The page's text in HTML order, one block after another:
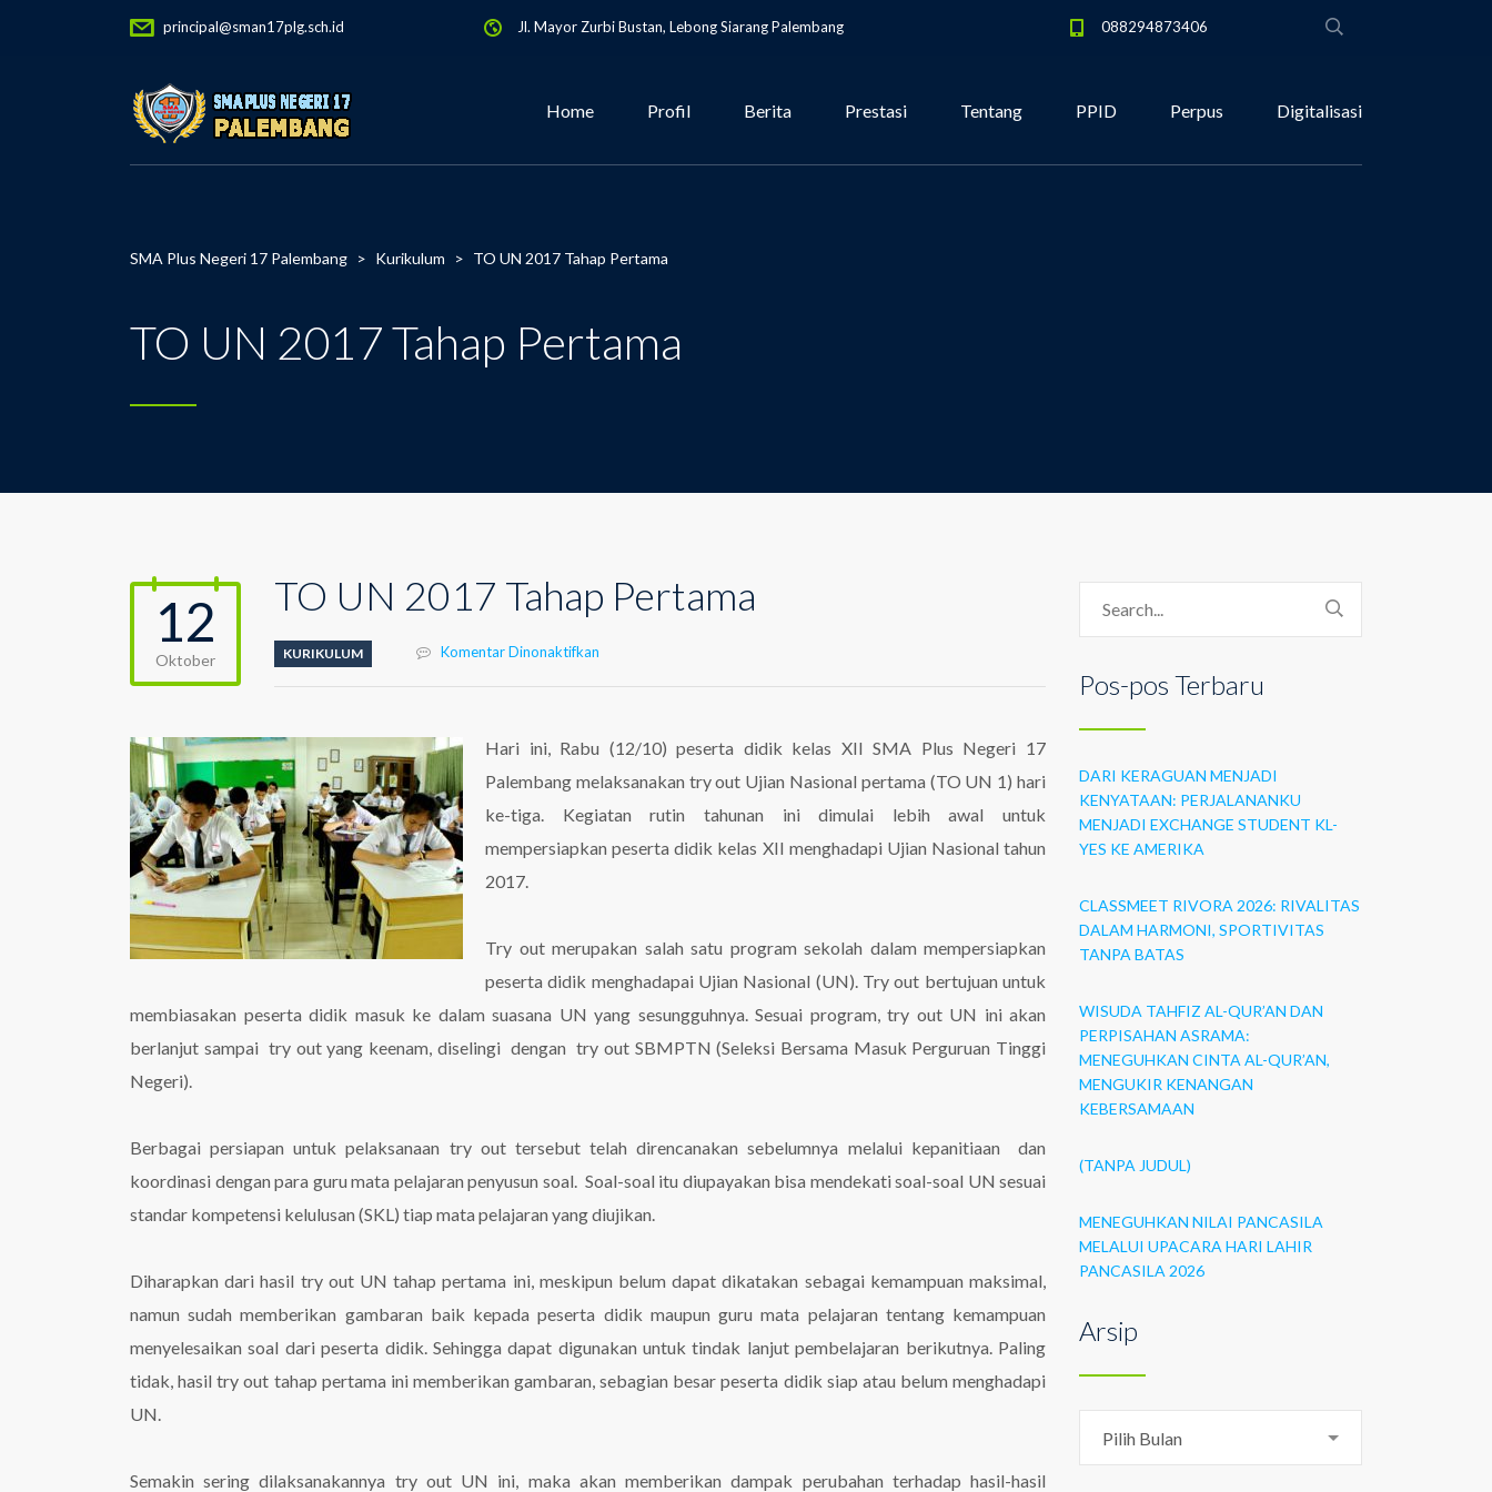
principal@sman17plg.sch.id Jl. Mayor Zurbi Bustan, Lebong Siarang Palembang 088294873406
Home Profil Berita Prestasi Tentang PPID Perpus Digitalisasi
SMA Plus Negeri 17 Palembang > Kurikulum > TO UN 2017 Tahap Pertama
TO UN 2017 Tahap Pertama
12
Oktober
TO UN 2017 Tahap Pertama
KURIKULUM Komentar Dinonaktifkan
Tahap
Pertama
Hari ini, Rabu (12/10) peserta didik kelas XII SMA Plus Negeri 17
Palembang melaksanakan try out Ujian Nasional pertama (TO UN 1) hari
ke-tiga. Kegiatan rutin tahunan ini dimulai lebih awal untuk
mempersiapkan peserta didik kelas XII menghadapi Ujian Nasional tahun
2017.
Try out merupakan salah satu program sekolah dalam mempersiapkan
peserta didik menghadapai Ujian Nasional (UN). Try out bertujuan untuk
membiasakan peserta didik masuk ke dalam suasana UN yang sesungguhnya. Sesuai program, try out UN ini akan
berlanjut sampai try out yang keenam, diselingi dengan try out SBMPTN (Seleksi Bersama Masuk Perguruan Tinggi
Negeri).
Berbagai persiapan untuk pelaksanaan try out tersebut telah direncanakan sebelumnya melalui kepanitiaan dan
koordinasi dengan para guru mata pelajaran penyusun soal. Soal-soal itu diupayakan bisa mendekati soal-soal UN sesuai
standar kompetensi kelulusan (SKL) tiap mata pelajaran yang diujikan.
Diharapkan dari hasil try out UN tahap pertama ini, meskipun belum dapat dikatakan sebagai kemampuan maksimal,
namun sudah memberikan gambaran baik kepada peserta didik maupun guru mata pelajaran tentang kemampuan
menyelesaikan soal dari peserta didik. Sehingga dapat digunakan untuk tindak lanjut pembelajaran berikutnya. Paling
tidak, hasil try out tahap pertama ini memberikan gambaran, sebagian besar peserta didik siap atau belum menghadapi
UN.
Semakin sering dilaksanakannya try out UN ini, maka akan memberikan dampak perubahan terhadap hasil-hasil
Pos-pos Terbaru
DARI KERAGUAN MENJADI
KENYATAAN: PERJALANANKU
MENJADI EXCHANGE STUDENT KL-
YES KE AMERIKA
CLASSMEET RIVORA 2026: RIVALITAS
DALAM HARMONI, SPORTIVITAS
TANPA BATAS
WISUDA TAHFIZ AL-QUR’AN DAN
PERPISAHAN ASRAMA:
MENEGUHKAN CINTA AL-QUR’AN,
MENGUKIR KENANGAN
KEBERSAMAAN
(TANPA JUDUL)
MENEGUHKAN NILAI PANCASILA
MELALUI UPACARA HARI LAHIR
PANCASILA 2026
Arsip
Pilih Bulan